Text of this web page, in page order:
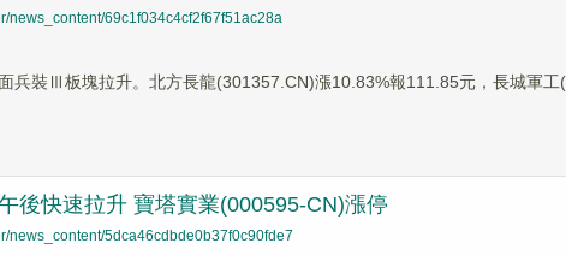
news_content/69c1f034c4cf2f67f51ac28a
兵裝Ⅲ板塊拉升。北方長龍(301357.CN)漲10.83%報111.85元，長城軍
後快速拉升 寶塔實業(000595-CN)漲停
news_content/5dca46cdbde0b37f0c90fde7